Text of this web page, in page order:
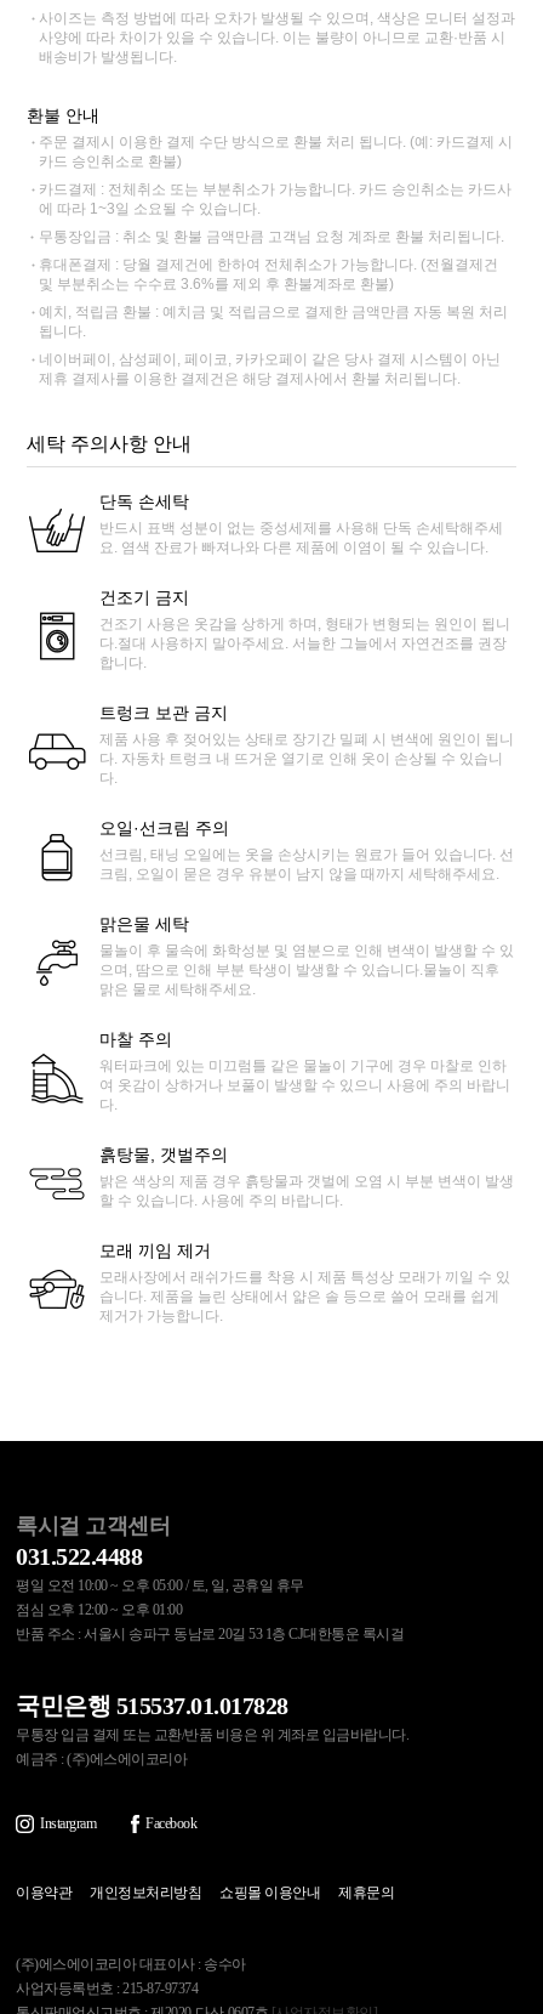
사이즈는 측정 방법에 따라 오차가 발생될 수 있으며, 색상은 모니터 설정과
사양에 따라 차이가 있을 수 있습니다. 이는 불량이 아니므로 교환·반품 시
배송비가 발생됩니다.
환불 안내
주문 결제시 이용한 결제 수단 방식으로 환불 처리 됩니다. (예: 카드결제 시
카드 승인취소로 환불)
카드결제 : 전체취소 또는 부분취소가 가능합니다. 카드 승인취소는 카드사
에 따라 1~3일 소요될 수 있습니다.
무통장입금 : 취소 및 환불 금액만큼 고객님 요청 계좌로 환불 처리됩니다.
휴대폰결제 : 당월 결제건에 한하여 전체취소가 가능합니다. (전월결제건
및 부분취소는 수수료 3.6%를 제외 후 환불계좌로 환불)
예치, 적립금 환불 : 예치금 및 적립금으로 결제한 금액만큼 자동 복원 처리
됩니다.
네이버페이, 삼성페이, 페이코, 카카오페이 같은 당사 결제 시스템이 아닌
제휴 결제사를 이용한 결제건은 해당 결제사에서 환불 처리됩니다.
세탁 주의사항 안내
단독 손세탁
반드시 표백 성분이 없는 중성세제를 사용해 단독 손세탁해주세
요. 염색 잔료가 빠져나와 다른 제품에 이염이 될 수 있습니다.
건조기 금지
건조기 사용은 옷감을 상하게 하며, 형태가 변형되는 원인이 됩니
다.절대 사용하지 말아주세요. 서늘한 그늘에서 자연건조를 권장
합니다.
트렁크 보관 금지
제품 사용 후 젖어있는 상태로 장기간 밀폐 시 변색에 원인이 됩니
다. 자동차 트렁크 내 뜨거운 열기로 인해 옷이 손상될 수 있습니
다.
오일·선크림 주의
선크림, 태닝 오일에는 옷을 손상시키는 원료가 들어 있습니다. 선
크림, 오일이 묻은 경우 유분이 남지 않을 때까지 세탁해주세요.
맑은물 세탁
물놀이 후 물속에 화학성분 및 염분으로 인해 변색이 발생할 수 있
으며, 땀으로 인해 부분 탁생이 발생할 수 있습니다.물놀이 직후
맑은 물로 세탁해주세요.
마찰 주의
워터파크에 있는 미끄럼틀 같은 물놀이 기구에 경우 마찰로 인하
여 옷감이 상하거나 보풀이 발생할 수 있으니 사용에 주의 바랍니
다.
흙탕물, 갯벌주의
밝은 색상의 제품 경우 흙탕물과 갯벌에 오염 시 부분 변색이 발생
할 수 있습니다. 사용에 주의 바랍니다.
모래 끼임 제거
모래사장에서 래쉬가드를 착용 시 제품 특성상 모래가 끼일 수 있
습니다. 제품을 늘린 상태에서 얇은 솔 등으로 쓸어 모래를 쉽게
제거가 가능합니다.
록시걸 고객센터
031.522.4488
평일 오전 10:00 ~ 오후 05:00 / 토, 일, 공휴일 휴무
점심 오후 12:00 ~ 오후 01:00
반품 주소 : 서울시 송파구 동남로 20길 53 1층 CJ대한통운 록시걸
국민은행 515537.01.017828
무통장 입금 결제 또는 교환/반품 비용은 위 계좌로 입금바랍니다.
예금주 : (주)에스에이코리아
Instargram Facebook
이용약관 개인정보처리방침 쇼핑몰 이용안내 제휴문의
(주)에스에이코리아 대표이사 : 송수아
사업자등록번호 : 215-87-97374